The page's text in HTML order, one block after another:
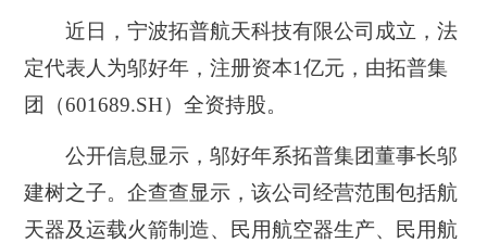
近日，宁波拓普航天科技有限公司成立，法
定代表人为邬好年，注册资本1亿元，由拓普集
团（601689.SH）全资持股。
公开信息显示，邬好年系拓普集团董事长邬
建树之子。企查查显示，该公司经营范围包括航
天器及运载火箭制造、民用航空器生产、民用航